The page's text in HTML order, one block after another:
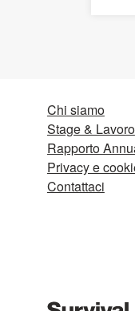
Chi siamo
Stage & Lavoro
Rapporto
Privacy e
Contattaci